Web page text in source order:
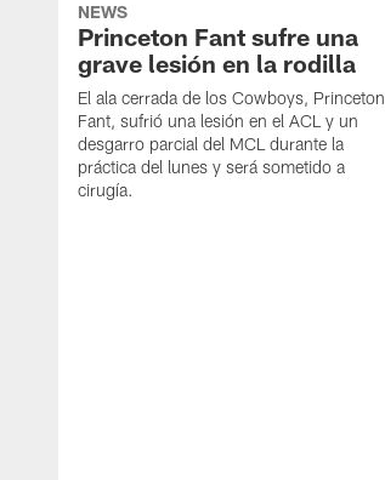
NEWS
Princeton Fant sufre una
grave lesión en la rodilla
El ala cerrada de los Cowboys, Princeton
Fant, sufrió una lesión en el ACL y un
desgarro parcial del MCL durante la
práctica del lunes y será sometido a
cirugía.